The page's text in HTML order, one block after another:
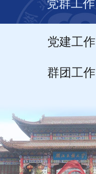
党群工作
党建工作
群团工作